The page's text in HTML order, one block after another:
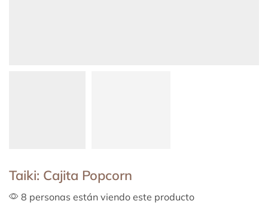
Taiki: Cajita Popcorn
8 personas están viendo este producto